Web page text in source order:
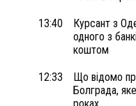
13:40
Курсант з
одного з
коштом
12:33
Що відомо
Болграда,